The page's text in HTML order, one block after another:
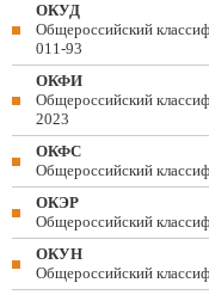
ОКУД
Общероссийский
011-93
ОКФИ
Общероссийский
2023
ОКФС
Общероссийский
ОКЭР
Общероссийский
ОКУН
Общероссийский